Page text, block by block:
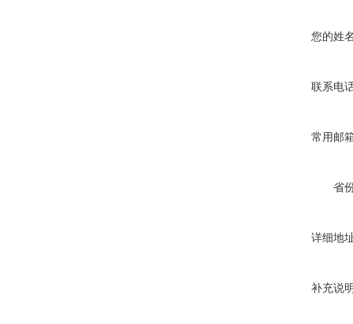
您的姓
联系电
常用邮
省
详细地
补充说